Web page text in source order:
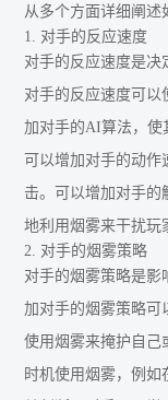
从多个方面详细阐述
1. 对手的反应速度
对手的反应速度是决
对手的反应速度可以
加对手的AI算法，使
可以增加对手的动作
击。可以增加对手的
地利用烟雾来干扰玩
2. 对手的烟雾策略
对手的烟雾策略是影
加对手的烟雾策略可
使用烟雾来掩护自己
时机使用烟雾，例